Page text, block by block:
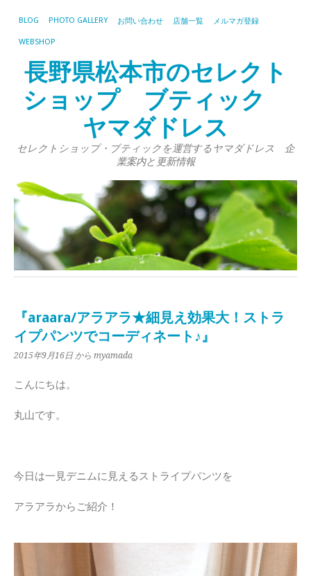
BLOG PHOTO GALLERY お問い合わせ 店舗一覧 メルマガ登録
WEBSHOP
長野県松本市のセレクト
ショップ ブティック
ヤマダドレス
セレクトショップ・ブティックを運営するヤマダドレス 企
業案内と更新情報
『araara/アラアラ★細見え効果大！ストラ
イプパンツでコーディネート♪』
2015年9月16日 から myamada
こんにちは。
丸山です。
今日は一見デニムに見えるストライプパンツを
アラアラからご紹介！